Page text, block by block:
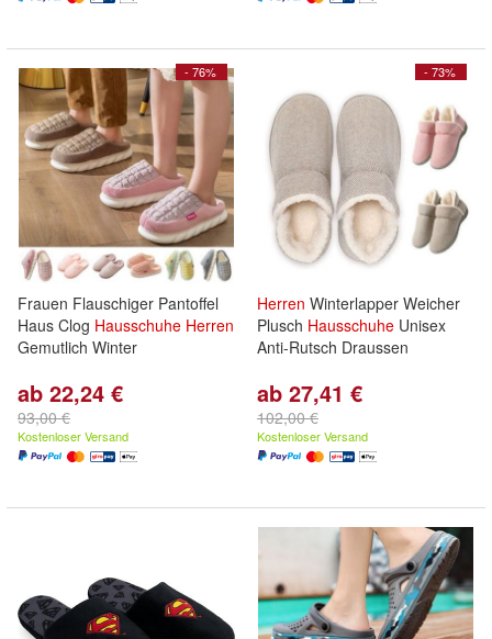
- 76%
Frauen Flauschiger Pantoffel
Haus Clog Hausschuhe Herren
Gemutlich Winter
ab 22,24 €
93,00 €
Kostenloser Versand
- 73%
Herren Winterlapper Weicher
Plusch Hausschuhe Unisex
Anti-Rutsch Draussen
ab 27,41 €
102,00 €
Kostenloser Versand